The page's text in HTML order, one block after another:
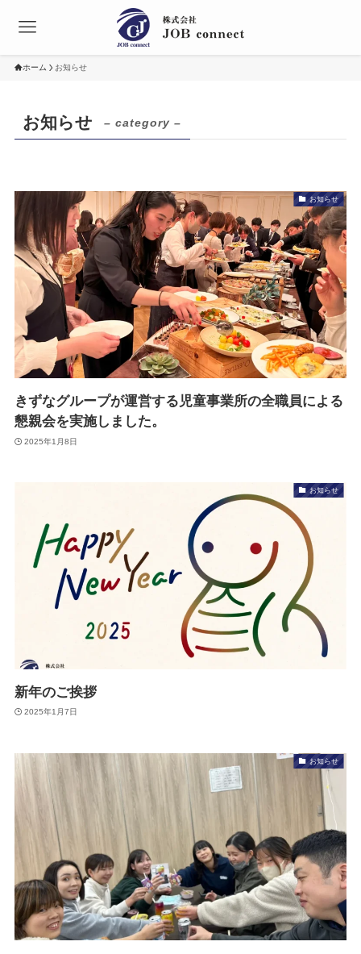
ホーム お知らせ
お知らせ – category –
お知らせ
きずなグループが運営する児童事業所の全職員による
懇親会を実施しました。
2025年1月8日
お知らせ
新年のご挨拶
2025年1月7日
お知らせ